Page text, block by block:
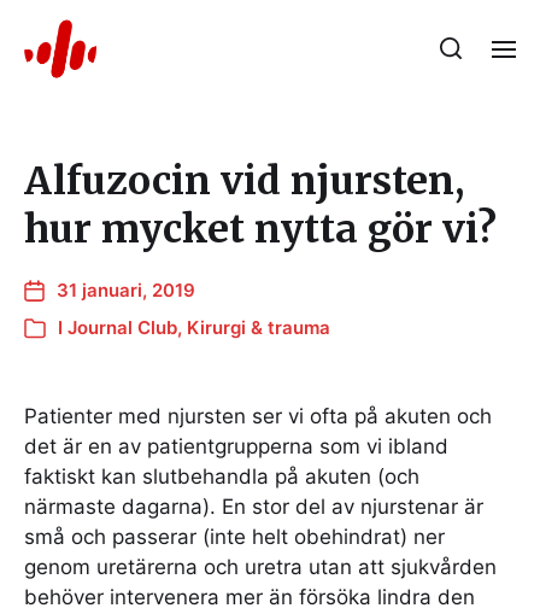
Alfuzocin vid njursten,
hur mycket nytta gör vi?
31 januari, 2019
I Journal Club, Kirurgi & trauma
Patienter med njursten ser vi ofta på akuten och
det är en av patientgrupperna som vi ibland
faktiskt kan slutbehandla på akuten (och
närmaste dagarna). En stor del av njurstenar är
små och passerar (inte helt obehindrat) ner
genom uretärerna och uretra utan att sjukvården
behöver intervenera mer än försöka lindra den